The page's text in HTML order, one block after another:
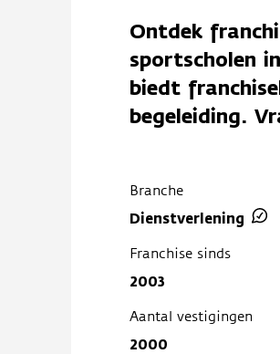
Ontdek
sportscholen
biedt
begeleiding.
Branche
Dienstverlening
Franchise sinds
2003
Aantal vestigingen
2000